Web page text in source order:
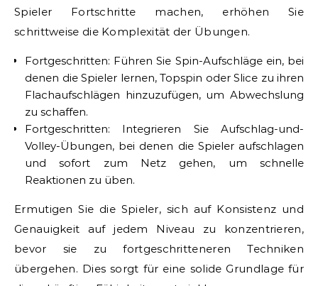
Spieler Fortschritte machen, erhöhen Sie
schrittweise die Komplexität der Übungen.
Fortgeschritten: Führen Sie Spin-Aufschläge ein, bei
denen die Spieler lernen, Topspin oder Slice zu ihren
Flachaufschlägen hinzuzufügen, um Abwechslung
zu schaffen.
Fortgeschritten: Integrieren Sie Aufschlag-und-
Volley-Übungen, bei denen die Spieler aufschlagen
und sofort zum Netz gehen, um schnelle
Reaktionen zu üben.
Ermutigen Sie die Spieler, sich auf Konsistenz und
Genauigkeit auf jedem Niveau zu konzentrieren,
bevor sie zu fortgeschritteneren Techniken
übergehen. Dies sorgt für eine solide Grundlage für